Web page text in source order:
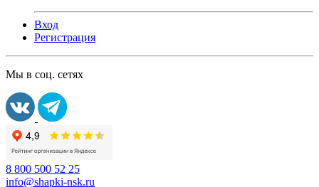
Вход
Регистрация
Мы в соц. сетях
8 800 500 52 25
info@shapki-nsk.ru